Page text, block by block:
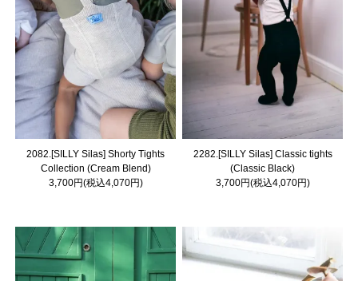
2082.[SILLY Silas] Shorty Tights
Collection (Cream Blend)
3,700円(税込4,070円)
2282.[SILLY Silas] Classic tights
(Classic Black)
3,700円(税込4,070円)